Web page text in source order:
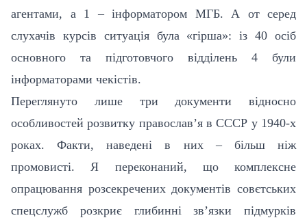
агентами, а 1 – інформатором МГБ. А от серед
слухачів курсів ситуація була «гірша»: із 40 осіб
основного та підготовчого відділень 4 були
інформаторами чекістів.
Переглянуто лише три документи відносно
особливостей розвитку православ’я в СССР у 1940-х
роках. Факти, наведені в них – більш ніж
промовисті. Я переконаний, що комплексне
опрацювання розсекречених документів совєтських
спецслужб розкриє глибинні зв’язки підмурків